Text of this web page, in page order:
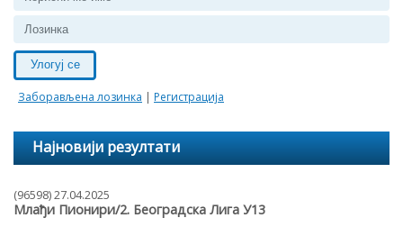
Улогуј се
Заборављена лозинка | Регистрација
Најновији резултати
(96598) 27.04.2025
Млађи Пионири/2. Београдска Лига У13